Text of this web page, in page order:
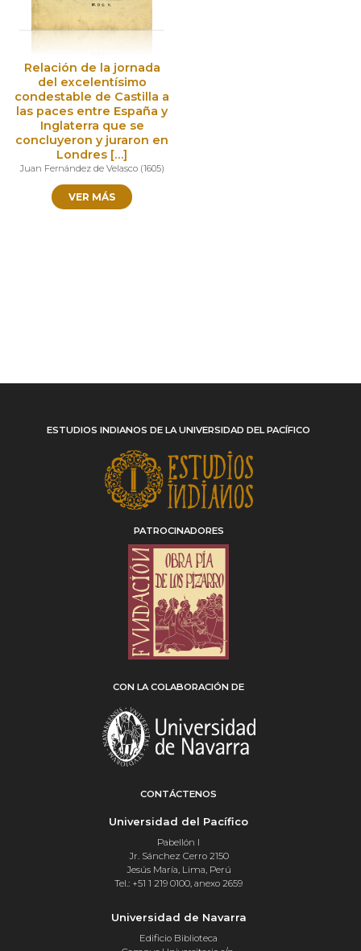
Relación de la jornada
del excelentísimo
condestable de Castilla a
las paces entre España y
Inglaterra que se
concluyeron y juraron en
Londres […]
Juan Fernández de Velasco(1605)
VER MÁS
ESTUDIOS INDIANOS DE LA UNIVERSIDAD DEL PACÍFICO
PATROCINADORES
CON LA COLABORACIÓN DE
CONTÁCTENOS
Universidad del Pacífico
Pabellón I
Jr. Sánchez Cerro 2150
Jesús María, Lima, Perú
Tel.: +51 1 219 0100, anexo 2659
Universidad de Navarra
Edificio Biblioteca